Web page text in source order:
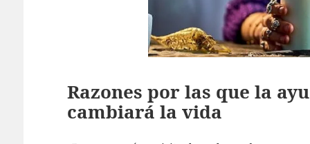
Razones por las que la
cambiará la vida